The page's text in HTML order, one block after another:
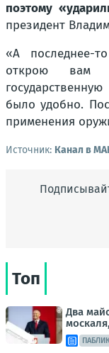
поэтому
президент
«А последнее-
открою вам
было удобно.
применения
Источник: Канал в
Топ
Два